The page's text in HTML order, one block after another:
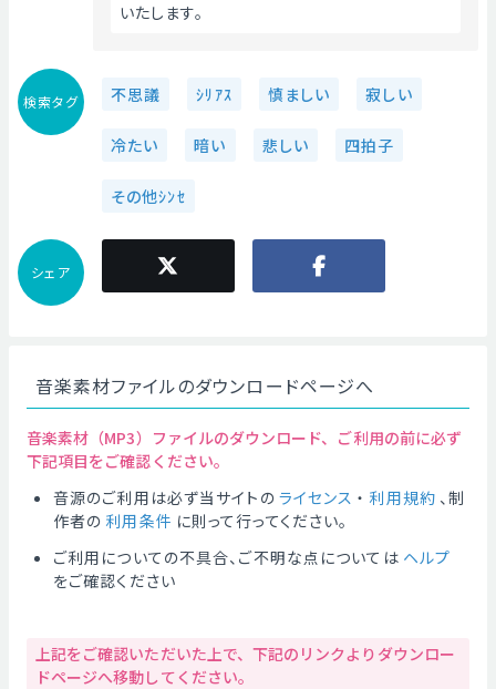
いたします。
検索タグ 不思議 ｼﾘｱｽ 慎ましい 寂しい
冷たい 暗い 悲しい 四拍子
その他ｼﾝｾ
シェア
音楽素材ファイルのダウンロードページへ
音楽素材（MP3）ファイルのダウンロード、ご利用の前に必ず
下記項目をご確認ください。
音源のご利用は必ず当サイトの ライセンス ・ 利用規約 、制
作者の 利用条件 に則って行ってください。
ご利用についての不具合、ご不明な点については ヘルプ
をご確認ください
上記をご確認いただいた上で、下記のリンクよりダウンロー
ドページへ移動してください。